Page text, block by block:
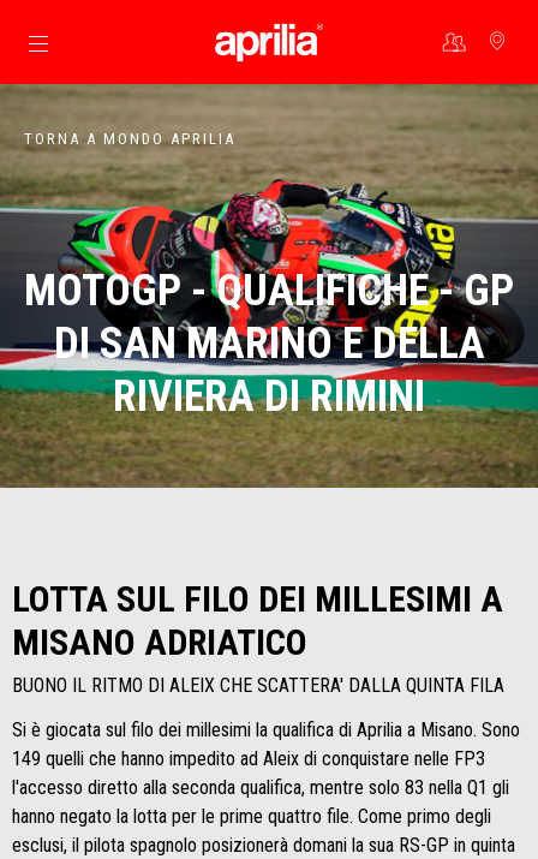
Vai al contenuto principale
TORNA A MONDO APRILIA
MOTOGP - QUALIFICHE - GP
DI SAN MARINO E DELLA
RIVIERA DI RIMINI
LOTTA SUL FILO DEI MILLESIMI A
MISANO ADRIATICO
BUONO IL RITMO DI ALEIX CHE SCATTERA' DALLA QUINTA FILA
Si è giocata sul filo dei millesimi la qualifica di Aprilia a Misano. Sono
149 quelli che hanno impedito ad Aleix di conquistare nelle FP3
l'accesso diretto alla seconda qualifica, mentre solo 83 nella Q1 gli
hanno negato la lotta per le prime quattro file. Come primo degli
esclusi, il pilota spagnolo posizionerà domani la sua RS-GP in quinta